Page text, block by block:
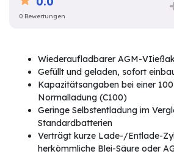
0 Bewertungen
Wiederaufladbarer AGM-
Gefüllt und geladen, sofort
Kapazitätsangaben bei einer
Normalladung (C100)
Geringe Selbstentladung im
Standardbatterien
Verträgt kurze Lade-/Entlade-
herkömmliche Blei-Säure oder